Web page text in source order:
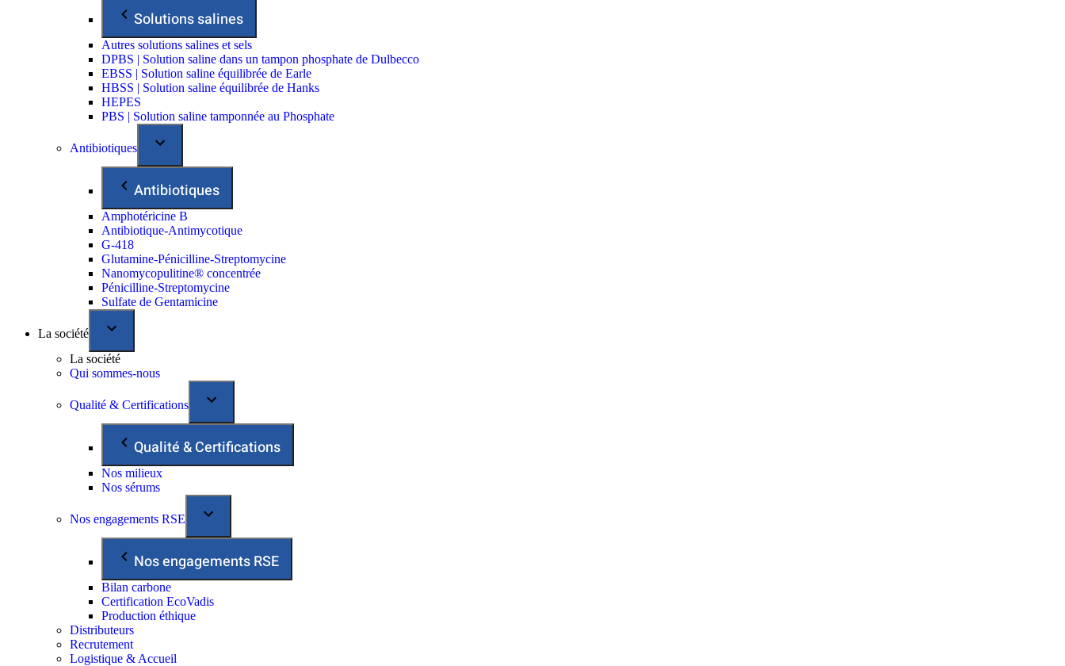
Solutions salines
Autres solutions salines et sels
DPBS | Solution saline dans un tampon phosphate de Dulbecco
EBSS | Solution saline équilibrée de Earle
HBSS | Solution saline équilibrée de Hanks
HEPES
PBS | Solution saline tamponnée au Phosphate
Antibiotiques
Antibiotiques
Amphotéricine B
Antibiotique-Antimycotique
G-418
Glutamine-Pénicilline-Streptomycine
Nanomycopulitine® concentrée
Pénicilline-Streptomycine
Sulfate de Gentamicine
La société
La société
Qui sommes-nous
Qualité & Certifications
Qualité & Certifications
Nos milieux
Nos sérums
Nos engagements RSE
Nos engagements RSE
Bilan carbone
Certification EcoVadis
Production éthique
Distributeurs
Recrutement
Logistique & Accueil